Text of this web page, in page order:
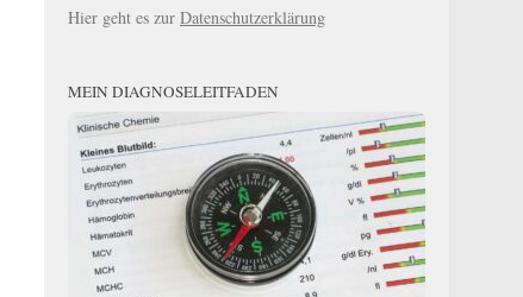
Hier geht es zur Datenschutzerklärung
MEIN DIAGNOSELEITFADEN